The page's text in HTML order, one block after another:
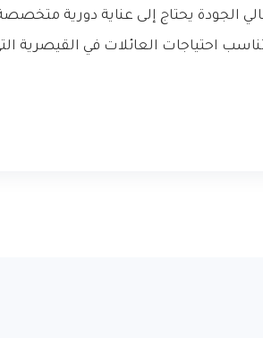
الجودة يحتاج إلى عناية دورية
احتياجات العائلات في القيصرية